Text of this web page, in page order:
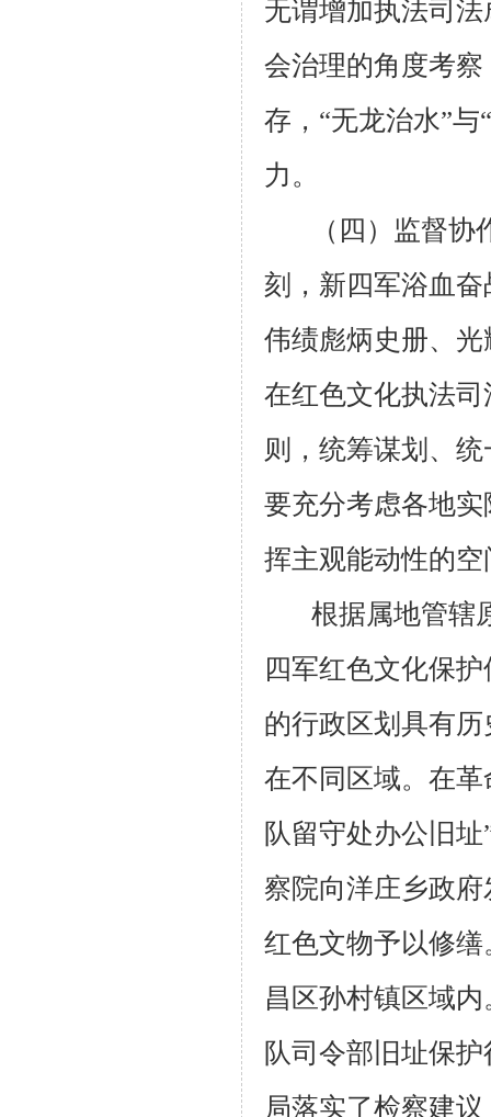
无谓增加执法司
会治理的角度考察
存，“无龙治水”
力。
（四）监督
刻，新四军浴血
伟绩彪炳史册、
在红色文化执法
则，统筹谋划、
要充分考虑各地
挥主观能动性的空
根据属地管辖
四军红色文化保
的行政区划具有
在不同区域。在
队留守处办公旧
察院向洋庄乡政
红色文物予以修
昌区孙村镇区域
队司令部旧址保
局落实了检察建